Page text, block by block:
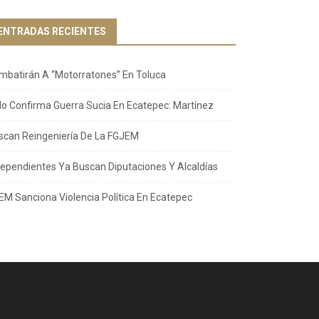
ENTRADAS RECIENTES
A “Motorratones” En Toluca
Confirma Guerra Sucia En Ecatepec: Martínez
Reingeniería De La FGJEM
Ya Buscan Diputaciones Y Alcaldías
Sanciona Violencia Política En Ecatepec